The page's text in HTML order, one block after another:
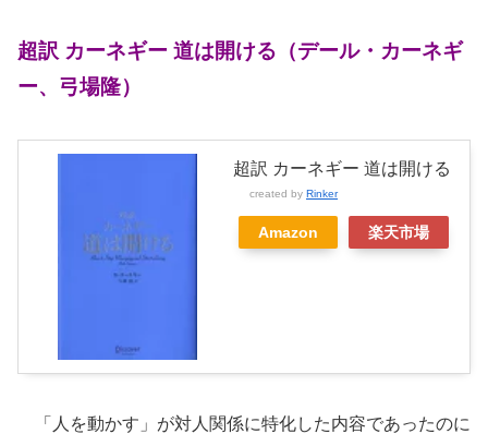
超訳 カーネギー 道は開ける （デール・カーネギ
ー、弓場隆）
超訳 カーネギー 道は開ける
created by Rinker
Amazon 楽天市場
「人を動かす」が対人関係に特化した内容であったのに